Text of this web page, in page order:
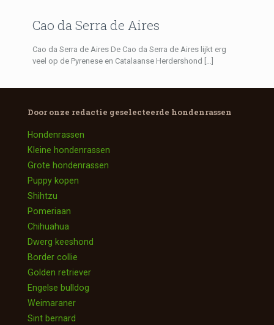
Cao da Serra de Aires
Cao da Serra de Aires De Cao da Serra de Aires lijkt erg
veel op de Pyrenese en Catalaanse Herdershond […]
Door onze redactie geselecteerde hondenrassen
Hondenrassen
Kleine hondenrassen
Grote hondenrassen
Puppy kopen
Shihtzu
Pomeriaan
Chihuahua
Dwerg keeshond
Border collie
Golden retriever
Engelse bulldog
Weimaraner
Sint bernard